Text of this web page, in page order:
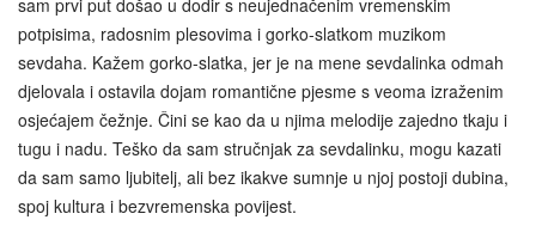
potpisima, radosnim plesovima i gorko-slatkom muzikom
sevdaha. Kažem gorko-slatka, jer je na mene sevdalinka odmah
djelovala i ostavila dojam romantične pjesme s veoma izraženim
osjećajem čežnje. Čini se kao da u njima melodije zajedno tkaju i
tugu i nadu. Teško da sam stručnjak za sevdalinku, mogu kazati
da sam samo ljubitelj, ali bez ikakve sumnje u njoj postoji dubina,
spoj kultura i bezvremenska povijest.